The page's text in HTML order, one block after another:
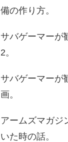
備の作り方。
サバゲーマーが
2。
サバゲーマーが
画。
アームズマガジ
いた時の話。